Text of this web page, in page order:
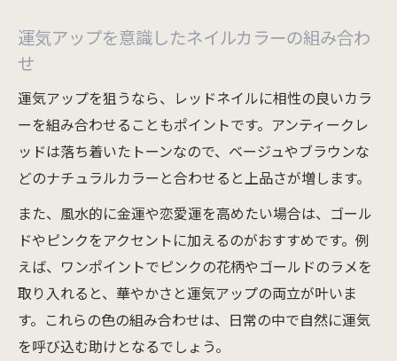
運気アップを意識したネイルカラーの組み合わ
せ
運気アップを狙うなら、レッドネイルに相性の良いカラ
ーを組み合わせることもポイントです。アンティークレ
ッドは落ち着いたトーンなので、ベージュやブラウンな
どのナチュラルカラーと合わせると上品さが増します。
また、風水的に金運や恋愛運を高めたい場合は、ゴール
ドやピンクをアクセントに加えるのがおすすめです。例
えば、ワンポイントでピンクの花柄やゴールドのラメを
取り入れると、華やかさと運気アップの両立が叶いま
す。これらの色の組み合わせは、日常の中で自然に運気
を呼び込む助けとなるでしょう。